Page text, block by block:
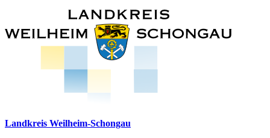
Landkreis Weilheim-Schongau